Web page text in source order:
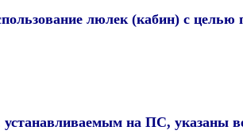
люлек (кабин) с
на ПС, указаны